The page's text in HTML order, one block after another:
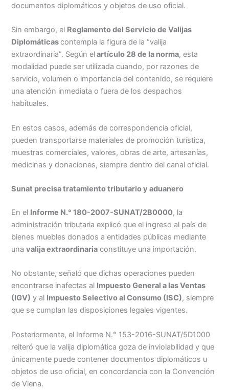
documentos diplomáticos y objetos de uso oficial.
Sin embargo, el Reglamento del Servicio de Valijas
Diplomáticascontempla la figura de la “valija
extraordinaria”. Según el artículo 28 de la norma, esta
modalidad puede ser utilizada cuando, por razones de
servicio, volumen o importancia del contenido, se requiere
una atención inmediata o fuera de los despachos
habituales.
En estos casos, además de correspondencia oficial,
pueden transportarse materiales de promoción turística,
muestras comerciales, valores, obras de arte, artesanías,
medicinas y donaciones, siempre dentro del canal oficial.
Sunat precisa tratamiento tributario y aduanero
En el Informe N.° 180-2007-SUNAT/2B0000, la
administración tributaria explicó que el ingreso al país de
bienes muebles donados a entidades públicas mediante
unavalija extraordinaria constituye una importación.
No obstante, señaló que dichas operaciones pueden
encontrarse inafectas al Impuesto General a las Ventas
(IGV) y al Impuesto Selectivo al Consumo (ISC), siempre
que se cumplan las disposiciones legales vigentes.
Posteriormente, el Informe N.° 153-2016-SUNAT/5D1000
reiteró que la valija diplomática goza de inviolabilidad y que
únicamente puede contener documentos diplomáticos u
objetos de uso oficial, en concordancia con la Convención
de Viena.